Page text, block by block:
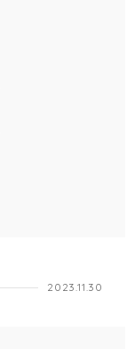
2023.11.30